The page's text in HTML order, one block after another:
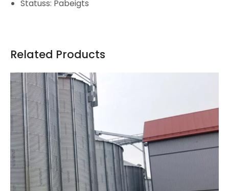
Statuss: Pabeigts
Related Products